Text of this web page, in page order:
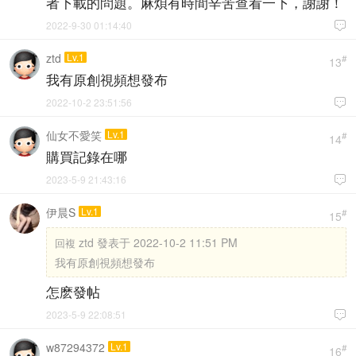

2022-9-30 01:14:40
13#
ztd Lv.1
我有原創視頻想發布

2022-10-2 23:51:56
14#
仙女不愛笑 Lv.1
購買記錄在哪

2023-5-9 21:43:16
15#
伊晨S Lv.1
回複 ztd 發表于 2022-10-2 11:51 PM
我有原創視頻想發布
怎麽發帖

2023-5-9 22:08:51
16#
w87294372 Lv.1